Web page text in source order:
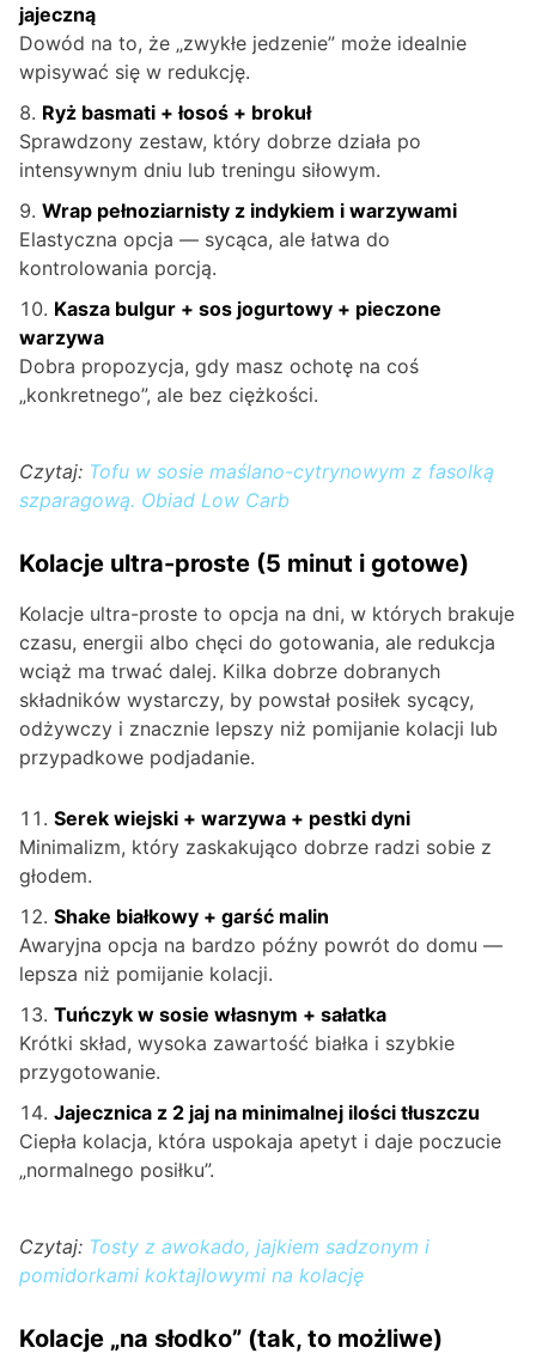
jajeczną
Dowód na to, że „zwykłe jedzenie” może idealnie
wpisywać się w redukcję.
Ryż basmati + łosoś + brokuł
Sprawdzony zestaw, który dobrze działa po
intensywnym dniu lub treningu siłowym.
Wrap pełnoziarnisty z indykiem i warzywami
Elastyczna opcja — sycąca, ale łatwa do
kontrolowania porcją.
Kasza bulgur + sos jogurtowy + pieczone
warzywa
Dobra propozycja, gdy masz ochotę na coś
„konkretnego”, ale bez ciężkości.
Czytaj: Tofu w sosie maślano-cytrynowym z fasolką
szparagową. Obiad Low Carb
Kolacje ultra-proste (5 minut i gotowe)
Kolacje ultra-proste to opcja na dni, w których brakuje
czasu, energii albo chęci do gotowania, ale redukcja
wciąż ma trwać dalej. Kilka dobrze dobranych
składników wystarczy, by powstał posiłek sycący,
odżywczy i znacznie lepszy niż pomijanie kolacji lub
przypadkowe podjadanie.
Serek wiejski + warzywa + pestki dyni
Minimalizm, który zaskakująco dobrze radzi sobie z
głodem.
Shake białkowy + garść malin
Awaryjna opcja na bardzo późny powrót do domu —
lepsza niż pomijanie kolacji.
Tuńczyk w sosie własnym + sałatka
Krótki skład, wysoka zawartość białka i szybkie
przygotowanie.
Jajecznica z 2 jaj na minimalnej ilości tłuszczu
Ciepła kolacja, która uspokaja apetyt i daje poczucie
„normalnego posiłku”.
Czytaj: Tosty z awokado, jajkiem sadzonym i
pomidorkami koktajlowymi na kolację
Kolacje „na słodko” (tak, to możliwe)